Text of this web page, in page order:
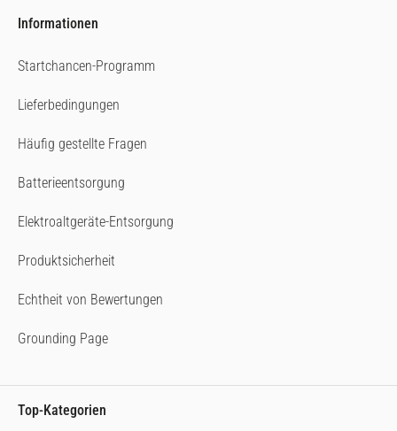
Informationen
Startchancen-Programm
Lieferbedingungen
Häufig gestellte Fragen
Batterieentsorgung
Elektroaltgeräte-Entsorgung
Produktsicherheit
Echtheit von Bewertungen
Grounding Page
Top-Kategorien